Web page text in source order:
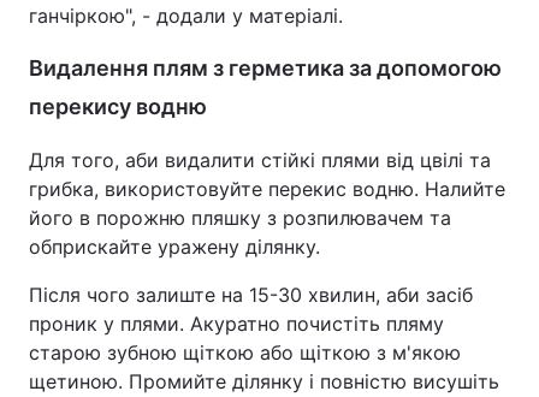
ганчіркою", - додали у матеріалі.
Видалення плям з герметика за допомогою
перекису водню
Для того, аби видалити стійкі плями від цвілі та
грибка, використовуйте перекис водню. Налийте
його в порожню пляшку з розпилювачем та
обприскайте уражену ділянку.
Після чого залиште на 15-30 хвилин, аби засіб
проник у плями. Акуратно почистіть пляму
старою зубною щіткою або щіткою з м'якою
щетиною. Промийте ділянку і повністю висушіть